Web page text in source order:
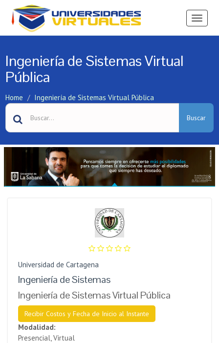
Ver
Ingeniería de Sistemas Virtual
Pública
Home Ingeniería de Sistemas Virtual Pública
Buscar
Universidad de Cartagena
Ingeniería de Sistemas
Ingeniería de Sistemas Virtual Pública
Recibir Costos y Fecha de Inicio al Instante
Modalidad:
Presencial, Virtual